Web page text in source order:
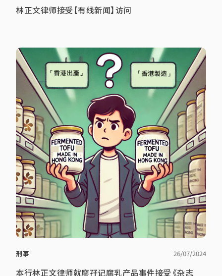
林正文律师接受【有线新闻】访问
刑事 26/07/2024
本行林正文律师就廖孖记腐乳产品事件接受《杂志